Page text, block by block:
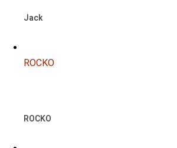
Jack
ROCKO
ROCKO